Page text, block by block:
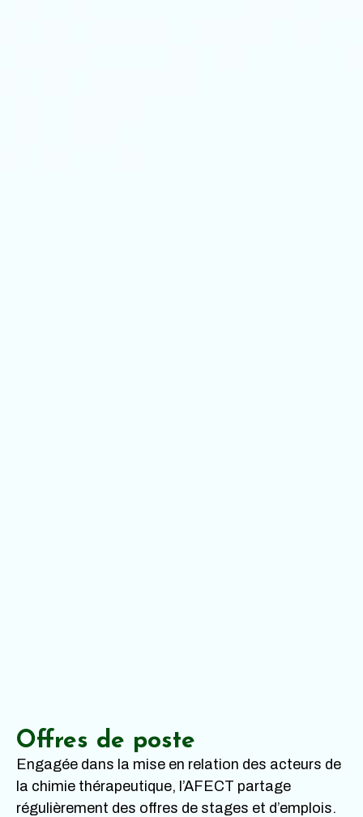
Offres de poste
Engagée dans la mise en relation des acteurs de
la chimie thérapeutique, l’AFECT partage
régulièrement des offres de stages et d’emplois.